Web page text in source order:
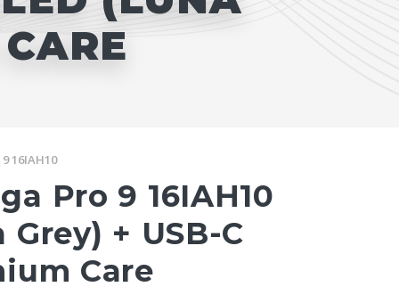
16IAH10
Pro 9 16IAH10
Grey) + USB-C
Care